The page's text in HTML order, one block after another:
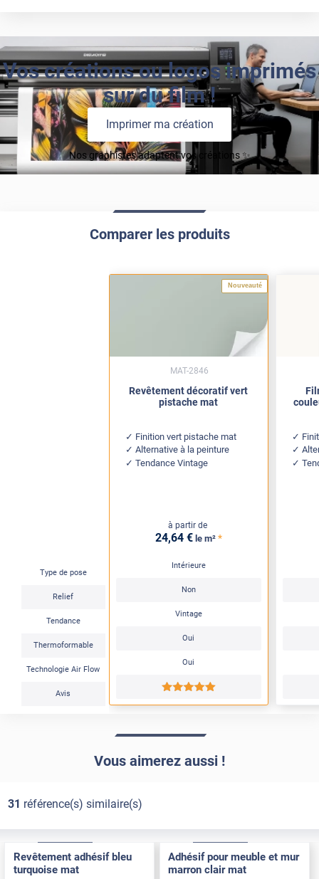
Vos créations ou logos imprimés
sur du film !
Imprimer ma création
Nos graphistes adaptent vos créations ✨
Comparer les produits
Type de pose
Relief
Tendance
Thermoformable
Technologie Air Flow
Avis
Nouveauté
Revêtement décoratif vert
pistache mat
Finition vert pistache mat
Alternative à la peinture
Tendance Vintage
à partir de
24,64 € le m² *
Intérieure
Non
Vintage
Oui
Oui
*****
MAT-2846
Vous aimerez aussi !
31 référence(s) similaire(s)
Revêtement adhésif bleu
turquoise mat
Adhésif pour meuble et mur
marron clair mat